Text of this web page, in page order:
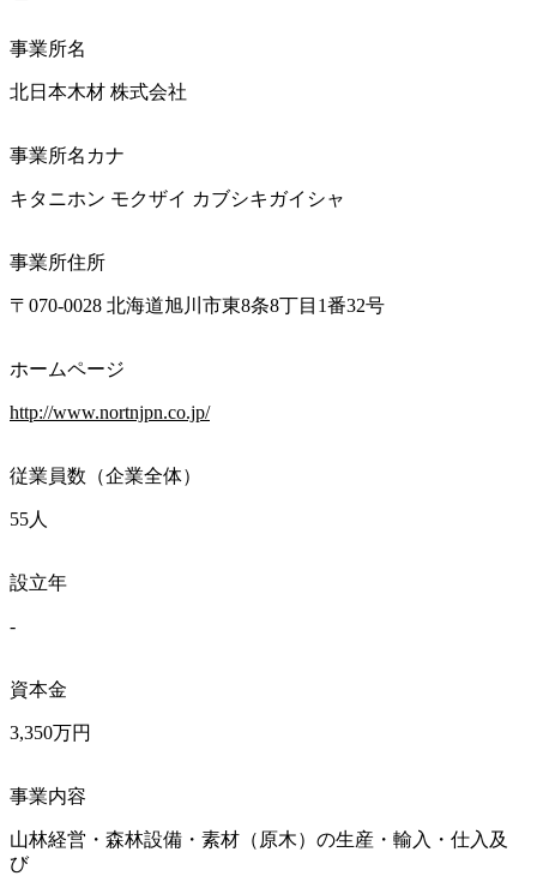
事業所名
北日本木材 株式会社
事業所名カナ
キタニホン モクザイ カブシキガイシャ
事業所住所
〒070-0028 北海道旭川市東8条8丁目1番32号
ホームページ
http://www.nortnjpn.co.jp/
従業員数（企業全体）
55人
設立年
-
資本金
3,350万円
事業内容
山林経営・森林設備・素材（原木）の生産・輸入・仕入及
び